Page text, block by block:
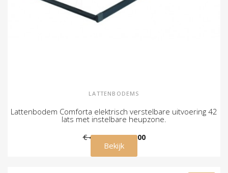
LATTENBODEMS
Lattenbodem Comforta elektrisch verstelbare uitvoering 42
lats met instelbare heupzone.
€ 489,00 € 449,00
Bekijk